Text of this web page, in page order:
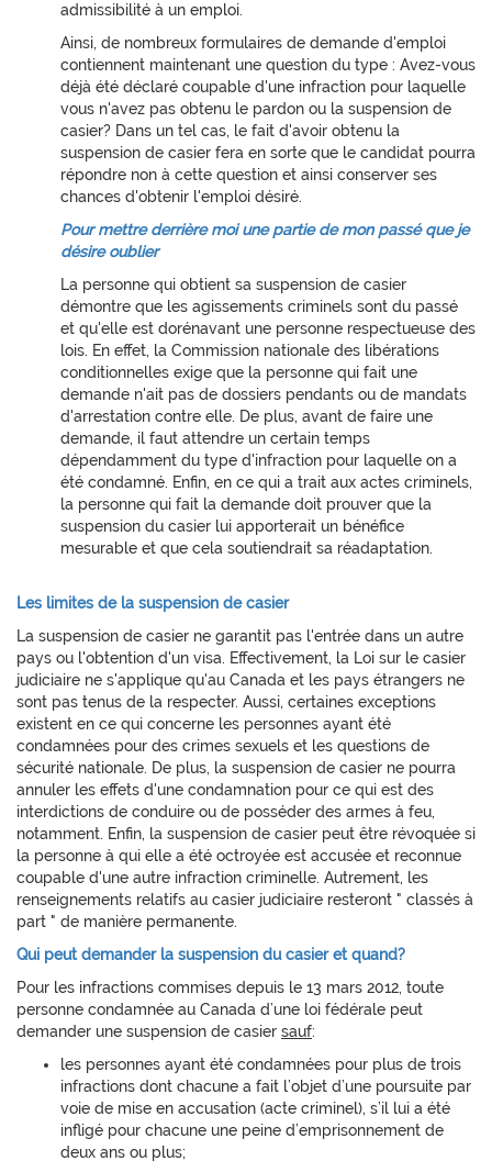
admissibilité à un emploi.
Ainsi, de nombreux formulaires de demande d'emploi
contiennent maintenant une question du type : Avez-vous
déjà été déclaré coupable d'une infraction pour laquelle
vous n'avez pas obtenu le pardon ou la suspension de
casier? Dans un tel cas, le fait d'avoir obtenu la
suspension de casier fera en sorte que le candidat pourra
répondre non à cette question et ainsi conserver ses
chances d'obtenir l'emploi désiré.
Pour mettre derrière moi une partie de mon passé que je
désire oublier
La personne qui obtient sa suspension de casier
démontre que les agissements criminels sont du passé
et qu'elle est dorénavant une personne respectueuse des
lois. En effet, la Commission nationale des libérations
conditionnelles exige que la personne qui fait une
demande n'ait pas de dossiers pendants ou de mandats
d'arrestation contre elle. De plus, avant de faire une
demande, il faut attendre un certain temps
dépendamment du type d'infraction pour laquelle on a
été condamné. Enfin, en ce qui a trait aux actes criminels,
la personne qui fait la demande doit prouver que la
suspension du casier lui apporterait un bénéfice
mesurable et que cela soutiendrait sa réadaptation.
Les limites de la suspension de casier
La suspension de casier ne garantit pas l'entrée dans un autre
pays ou l'obtention d'un visa. Effectivement, la Loi sur le casier
judiciaire ne s'applique qu'au Canada et les pays étrangers ne
sont pas tenus de la respecter. Aussi, certaines exceptions
existent en ce qui concerne les personnes ayant été
condamnées pour des crimes sexuels et les questions de
sécurité nationale. De plus, la suspension de casier ne pourra
annuler les effets d'une condamnation pour ce qui est des
interdictions de conduire ou de posséder des armes à feu,
notamment. Enfin, la suspension de casier peut être révoquée si
la personne à qui elle a été octroyée est accusée et reconnue
coupable d'une autre infraction criminelle. Autrement, les
renseignements relatifs au casier judiciaire resteront " classés à
part " de manière permanente.
Qui peut demander la suspension du casier et quand?
Pour les infractions commises depuis le 13 mars 2012, toute
personne condamnée au Canada d’une loi fédérale peut
demander une suspension de casier sauf:
les personnes ayant été condamnées pour plus de trois
infractions dont chacune a fait l’objet d’une poursuite par
voie de mise en accusation (acte criminel), s’il lui a été
infligé pour chacune une peine d’emprisonnement de
deux ans ou plus;